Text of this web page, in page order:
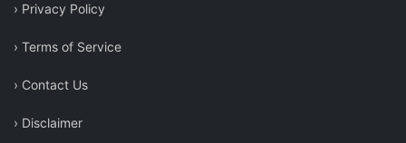
› Privacy Policy
› Terms of Service
› Contact Us
› Disclaimer